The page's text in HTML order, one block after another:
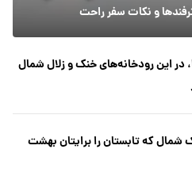
و نکات سفر راحت
در این رودخانه‌های خنک و زلال شمال
شمال که تابستان را برایتان بهشت